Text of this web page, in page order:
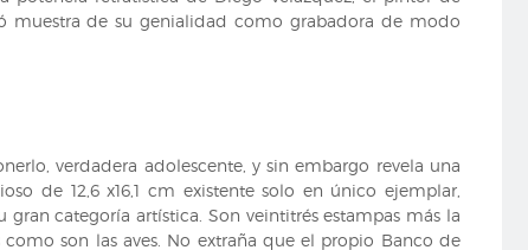
muestra de su genialidad como grabadora de modo
verdadera adolescente, y sin embargo revela una
de 12,6 x16,1 cm existente solo en único ejemplar,
categoría artística. Son veintitrés estampas más la
son las aves. No extraña que el propio Banco de